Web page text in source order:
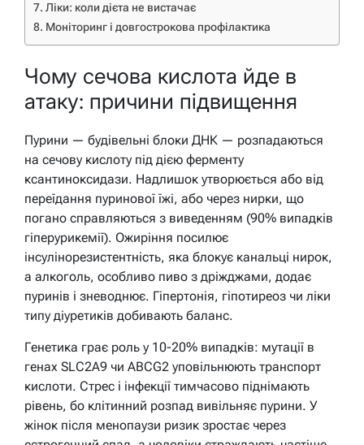
Ліки: коли дієта не вистачає
Моніторинг і довгострокова профілактика
Чому сечова кислота йде в
атаку: причини підвищення
Пурини — будівельні блоки ДНК — розпадаються
на сечову кислоту під дією ферменту
ксантиноксидази. Надлишок утворюється або від
переїдання пуринової їжі, або через нирки, що
погано справляються з виведенням (90% випадків
гіперурикемії). Ожиріння посилює
інсулінорезистентність, яка блокує канальці нирок,
а алкоголь, особливо пиво з дріжджами, додає
пуринів і зневоднює. Гіпертонія, гіпотиреоз чи ліки
типу діуретиків добивають баланс.
Генетика грає роль у 10-20% випадків: мутації в
генах SLC2A9 чи ABCG2 уповільнюють транспорт
кислоти. Стрес і інфекції тимчасово піднімають
рівень, бо клітинний розпад вивільняє пурини. У
жінок після менопаузи ризик зростає через